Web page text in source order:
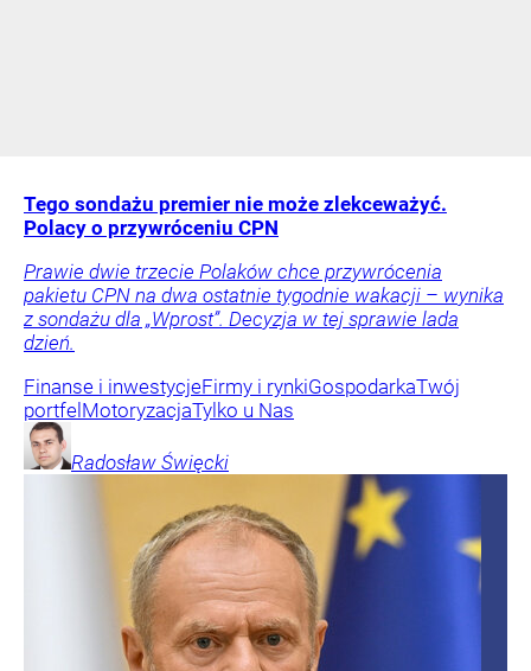
Tego sondażu premier nie może zlekceważyć.
Polacy o przywróceniu CPN
Prawie dwie trzecie Polaków chce przywrócenia
pakietu CPN na dwa ostatnie tygodnie wakacji – wynika
z sondażu dla „Wprost”. Decyzja w tej sprawie lada
dzień.
Finanse i inwestycjeFirmy i rynkiGospodarkaTwój
portfel MotoryzacjaTylko u Nas
Radosław Święcki